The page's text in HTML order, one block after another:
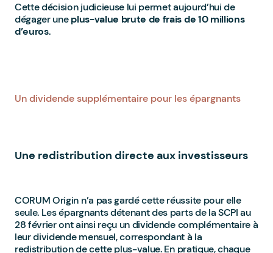
Cette décision judicieuse lui permet aujourd’hui de
dégager uneplus-value brute de frais de 10 millions
d’euros.
Un dividende supplémentaire pour les épargnants
Une redistribution directe aux investisseurs
CORUM Origin n’a pas gardé cette réussite pour elle
seule. Les épargnants détenant des parts de la SCPI au
28 février ont ainsi reçu un dividende complémentaire à
leur dividende mensuel, correspondant à la
redistribution de cette plus-value. En pratique, chaque